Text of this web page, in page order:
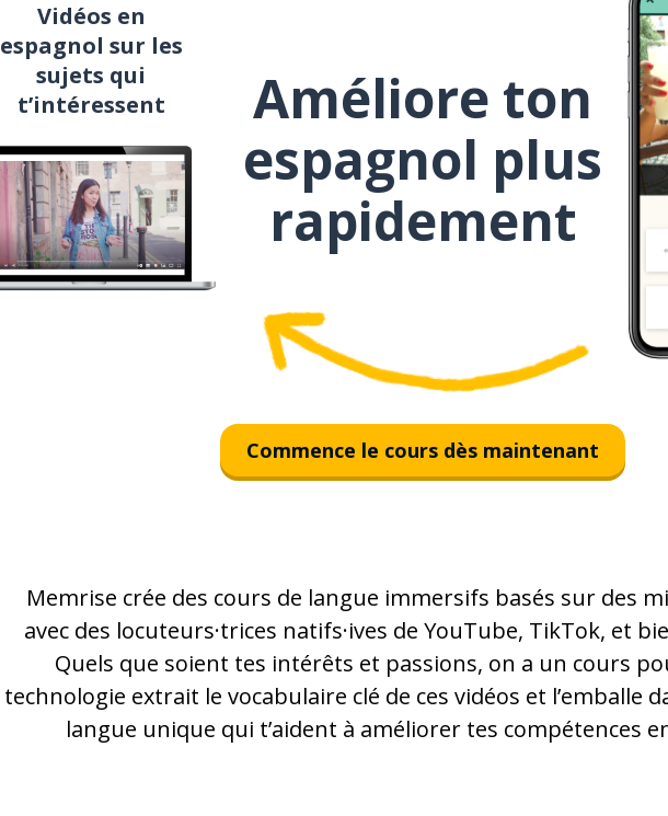
representar
la persona
el colectivo
también
vivir
Vidéos en
espagnol sur les
sujets qui
t’intéressent
Améliore ton
espagnol plus
rapidement
Commence le cours dès maintenant
Memrise crée des cours de langue immersifs basés sur des
avec des locuteurs·trices natifs·ives de YouTube, TikTok, et
Quels que soient tes intérêts et passions, on a un cours
technologie extrait le vocabulaire clé de ces vidéos et l’emballe
langue unique qui t’aident à améliorer tes compétences